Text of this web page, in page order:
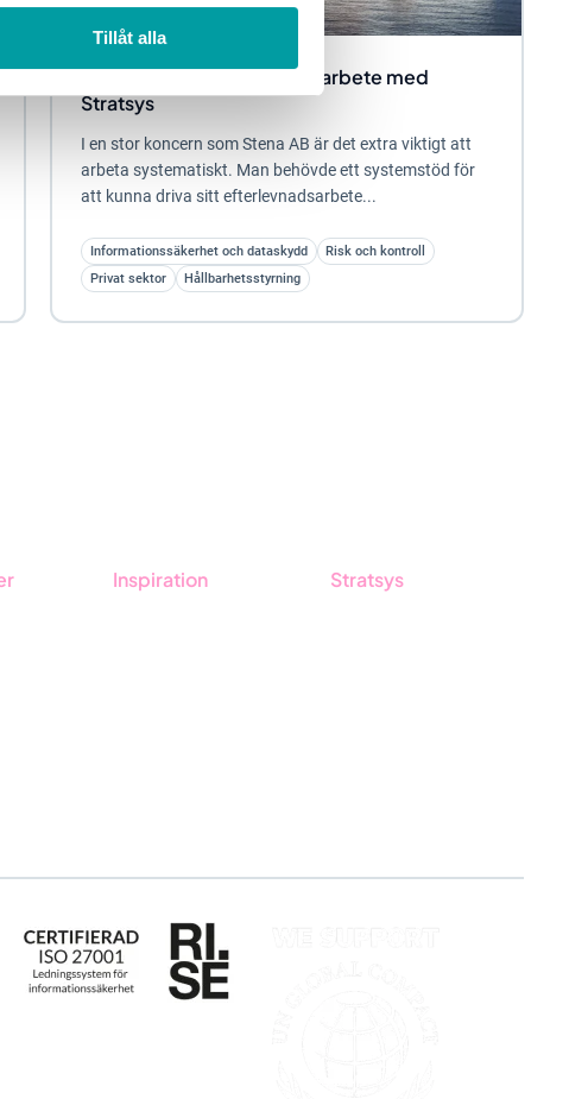
Tillåt alla
Så effektiviserar Stena sitt arbete med
Stratsys
I en stor koncern som Stena AB är det extra viktigt att
arbeta systematiskt. Man behövde ett systemstöd för
att kunna driva sitt efterlevnadsarbete...
Informationssäkerhet och dataskydd
Risk och kontroll
Privat sektor
Hållbarhetsstyrning
Inspiration Stratsys